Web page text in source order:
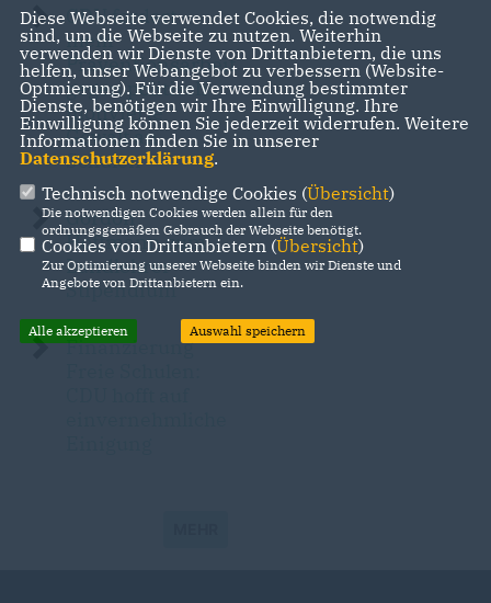
CDU fordert
mehr
Präventionsarbeit
gegen politisch
motivierte
Gewalt an
Schulen
Gordon
Hoffmann zum
Landlehrer-
Stipendium
Finanzierung
Diese Webseite verwendet Cookies, die notwendig
sind, um die Webseite zu nutzen. Weiterhin
verwenden wir Dienste von Drittanbietern, die uns
helfen, unser Webangebot zu verbessern (Website-
Optmierung). Für die Verwendung bestimmter
Dienste, benötigen wir Ihre Einwilligung. Ihre
Einwilligung können Sie jederzeit widerrufen. Weitere
Informationen finden Sie in unserer
Datenschutzerklärung.
Technisch notwendige Cookies (Übersicht)
Die notwendigen Cookies werden allein für den
ordnungsgemäßen Gebrauch der Webseite benötigt.
Cookies von Drittanbietern (Übersicht)
Zur Optimierung unserer Webseite binden wir Dienste und
Angebote von Drittanbietern ein.
Alle akzeptieren Auswahl speichern